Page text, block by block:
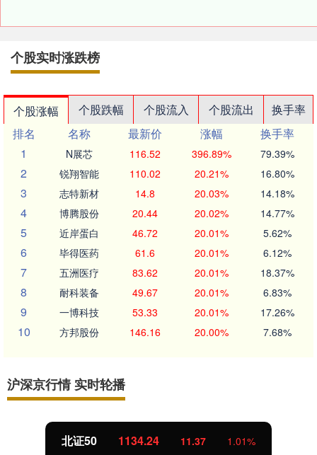
个股实时涨跌榜
个股涨幅 个股跌幅 个股流入 个股流出
换手率
排名
名称 最新价 涨幅
换手率
1
N展芯 116.52 396.89% 79.39%
2 锐翔智能 110.02 20.21% 16.80%
3 志特新材 14.8 20.03% 14.18%
4 博腾股份 20.44 20.02% 14.77%
5 近岸蛋白 46.72 20.01% 5.62%
6 毕得医药 61.6 20.01% 6.12%
7 五洲医疗 83.62 20.01% 18.37%
8 耐科装备 49.67 20.01% 6.83%
9 一博科技 53.33 20.01% 17.26%
10 方邦股份 146.16 20.00% 7.68%
沪深京行情 实时轮播
北证50 1134.24 11.37 1.01%